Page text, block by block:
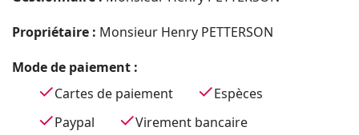
Propriétaire : Monsieur Henry PETTERSON
Mode de paiement :
Cartes de paiement
Espèces
Paypal
Virement bancaire